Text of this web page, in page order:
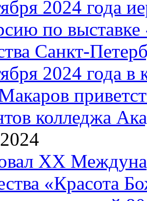
2024 года
по
Санкт-
2024 года
колледжа
XX
«Красота